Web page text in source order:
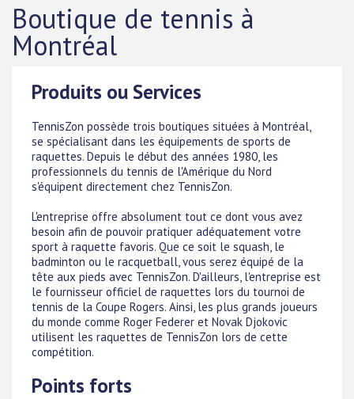
Boutique de tennis à
Montréal
Produits ou Services
TennisZon possède trois boutiques situées à Montréal,
se spécialisant dans les équipements de sports de
raquettes. Depuis le début des années 1980, les
professionnels du tennis de l'Amérique du Nord
s'équipent directement chez TennisZon.
L'entreprise offre absolument tout ce dont vous avez
besoin afin de pouvoir pratiquer adéquatement votre
sport à raquette favoris. Que ce soit le squash, le
badminton ou le racquetball, vous serez équipé de la
tête aux pieds avec TennisZon. D'ailleurs, l'entreprise est
le fournisseur officiel de raquettes lors du tournoi de
tennis de la Coupe Rogers. Ainsi, les plus grands joueurs
du monde comme Roger Federer et Novak Djokovic
utilisent les raquettes de TennisZon lors de cette
compétition.
Points forts